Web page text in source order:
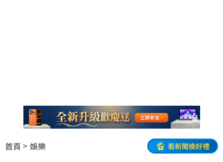
首頁 娛樂 看新聞換好禮